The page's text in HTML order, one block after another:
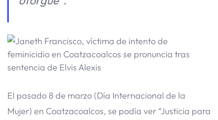
El pasado 8 de marzo (Día Internacional de la
Mujer) en Coatzacoalcos, se podía ver “Justicia para